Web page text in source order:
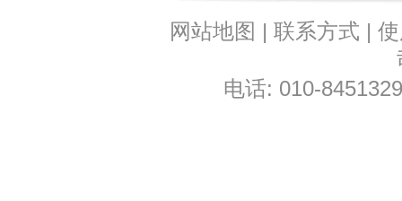
网站地图 | 联系方式 |
电话: 010-